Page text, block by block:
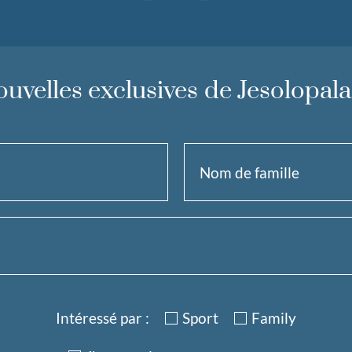
exclusives de
Intéressé par : Sport Family